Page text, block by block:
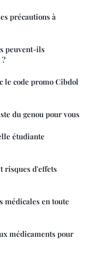
précautions à
peuvent-ils
le code promo Cibdol
du genou pour vous
étudiante
risques d'effets
médicales en toute
médicaments pour